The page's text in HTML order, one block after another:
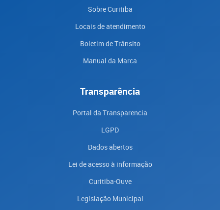
Sobre Curitiba
Locais de atendimento
Boletim de Trânsito
Manual da Marca
Transparência
Portal da Transparencia
LGPD
Dados abertos
Lei de acesso à informação
Curitiba-Ouve
Legislação Municipal